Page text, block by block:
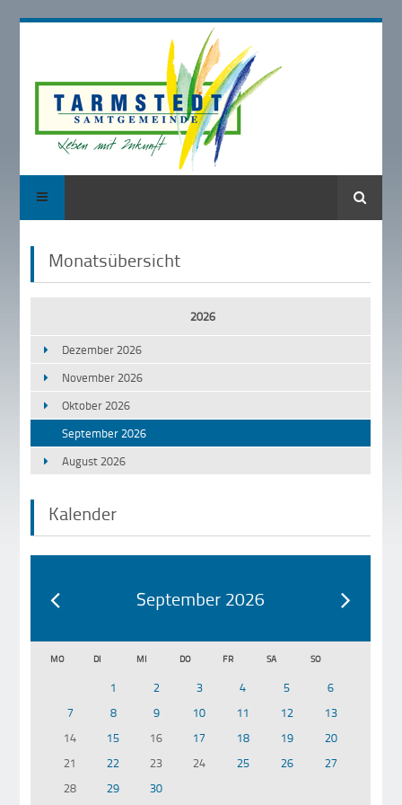
Suche
Monatsübersicht
2026
Dezember 2026
November 2026
Oktober 2026
September 2026
August 2026
Kalender
September 2026
MO DI MI DO FR SA SO
1 2 3 4 5
6
7
8 9 10 11 12
13
14
15 16 17 18 19
20
21
22 23 24 25 26
27
28
29 30